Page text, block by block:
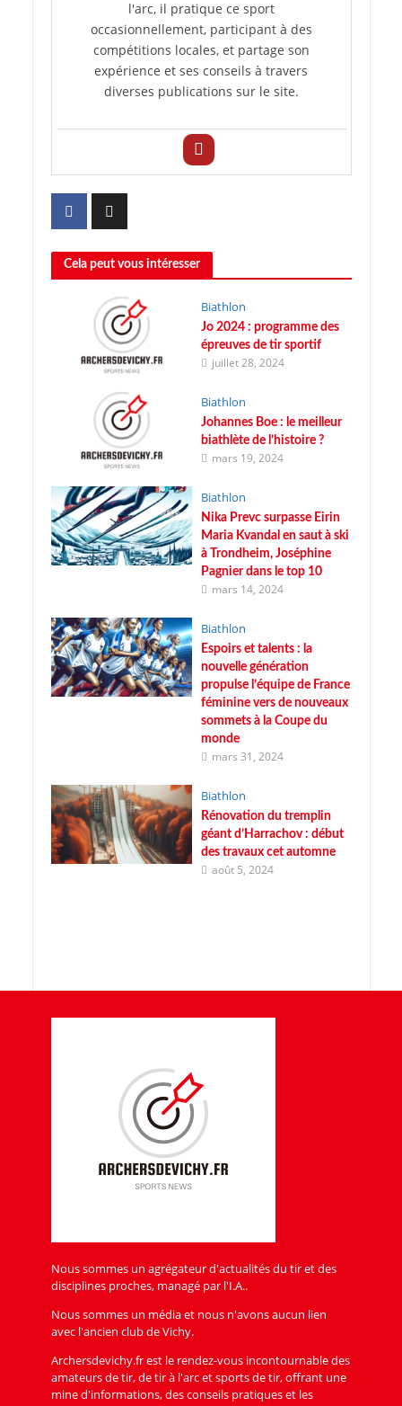
l'arc, il pratique ce sport
occasionnellement, participant à des
compétitions locales, et partage son
expérience et ses conseils à travers
diverses publications sur le site.
Cela peut vous intéresser
Biathlon
Jo 2024 : programme des
épreuves de tir sportif
juillet 28, 2024
Biathlon
Johannes Boe : le meilleur
biathlète de l’histoire ?
mars 19, 2024
Biathlon
Nika Prevc surpasse Eirin
Maria Kvandal en saut à ski
à Trondheim, Joséphine
Pagnier dans le top 10
mars 14, 2024
Biathlon
Espoirs et talents : la
nouvelle génération
propulse l’équipe de France
féminine vers de nouveaux
sommets à la Coupe du
monde
mars 31, 2024
Biathlon
Rénovation du tremplin
géant d’Harrachov : début
des travaux cet automne
août 5, 2024
Nous sommes un agrégateur d'actualités du tir et des
disciplines proches, managé par l'I.A..
Nous sommes un média et nous n'avons aucun lien
avec l'ancien club de Vichy.
Archersdevichy.fr est le rendez-vous incontournable des
amateurs de tir, de tir à l'arc et sports de tir, offrant une
mine d'informations, des conseils pratiques et les